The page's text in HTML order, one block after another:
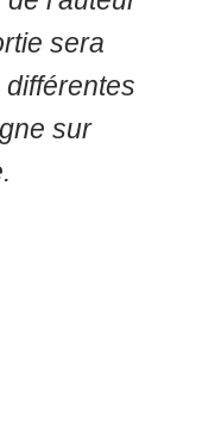
sera
sur